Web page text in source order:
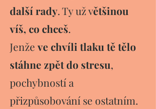
další rady. Ty už většinou
víš, co chceš.
Jenže ve chvíli tlaku tě tělo
stáhne zpět do stresu,
pochybností a
přizpůsobování se ostatním.